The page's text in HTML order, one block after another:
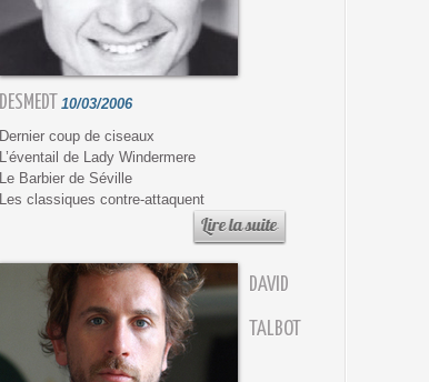
DESMEDT 10/03/2006
Dernier coup de ciseaux
L’éventail de Lady Windermere
Le Barbier de Séville
Les classiques contre-attaquent
DAVID
TALBOT